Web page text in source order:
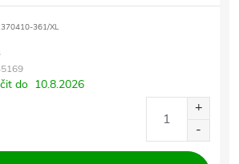
361/XL
do 10.8.2026